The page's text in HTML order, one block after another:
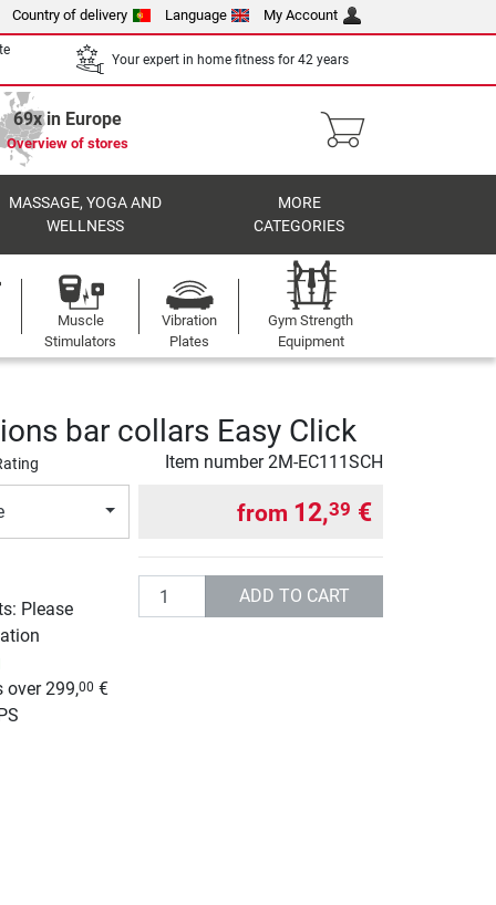
Country of delivery Language My Account
Your expert in home fitness for 42 years
69x in Europe
Overview of stores
MASSAGE, YOGA AND
WELLNESS
MORE
CATEGORIES
Muscle
Stimulators
Vibration
Plates
Gym Strength
Equipment
bar collars Easy Click
Item number2M-EC111SCH
Please
over 299,00 €
from 12,39 €
Quantity ADD TO CART